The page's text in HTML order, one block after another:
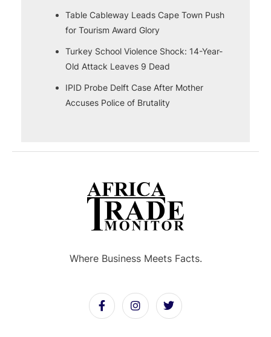
Table Cableway Leads Cape Town Push
for Tourism Award Glory
Turkey School Violence Shock: 14-Year-
Old Attack Leaves 9 Dead
IPID Probe Delft Case After Mother
Accuses Police of Brutality
Where Business Meets Facts.